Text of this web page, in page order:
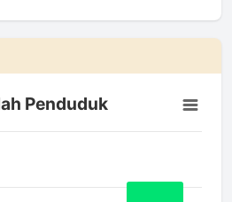
categories.
Penduduk